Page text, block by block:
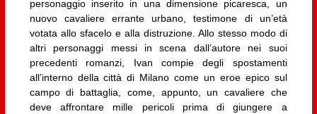
personaggio inserito in una dimensione picaresca, un
nuovo cavaliere errante urbano, testimone di un’età
votata allo sfacelo e alla distruzione. Allo stesso modo di
altri personaggi messi in scena dall’autore nei suoi
precedenti romanzi, Ivan compie degli spostamenti
all’interno della città di Milano come un eroe epico sul
campo di battaglia, come, appunto, un cavaliere che
deve affrontare mille pericoli prima di giungere a